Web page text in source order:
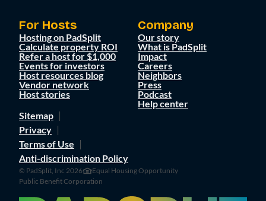
For Hosts
Hosting on PadSplit
Calculate property ROI
Refer a host for $1,000
Events for investors
Host resources blog
Vendor network
Host stories
Company
Our story
What is PadSplit
Impact
Careers
Neighbors
Press
Podcast
Help center
Sitemap
Privacy
Terms of Use
Anti-discrimination Policy
© PadSplit, Inc 2026
Equal Housing Opportunity
Public Benefit Corporation